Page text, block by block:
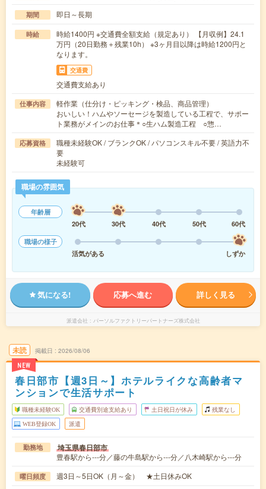
期間 即日～長期
時給
時給1400円 ※交通費全額支給（規定あり） 【月収例】24.1
万円（20日勤務＋残業10h） ※3ヶ月目以降は時給1200円と
なります。
交通費
交通費支給あり
仕事内容
軽作業（仕分け・ピッキング・検品、商品管理）
おいしい！ハムやソーセージを製造している工程で、サポー
ト業務がメインのお仕事＊○生ハム製造工程 ○惣…
応募資格
職種未経験OK / ブランクOK / パソコンスキル不要 / 英語力不
要
未経験可
職場の雰囲気
年齢層
20代
30代 40代 50代
60代
職場の様子
活気がある
しずか
気になる! 応募へ進む 詳しく見る
派遣会社 パーソルファクトリーパートナーズ株式会社
未読
NEW
掲載日 2026/08/06
春日部市【週3日～】ホテルライクな高齢者マ
ンションで生活サポート
職種未経験OK 交通費別途支給あり 土日祝日が休み 残業なし
WEB登録OK 派遣
勤務地 埼玉県春日部市
豊春駅から---分／藤の牛島駅から---分／八木崎駅から---分
曜日頻度 週3日～5日OK（月～金） ★土日休みOK